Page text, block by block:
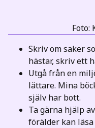
Foto:
Skriv om saker
hästar, skriv ett
Utgå från en
lättare. Mina
själv har bott.
Ta gärna hjälp
förälder kan